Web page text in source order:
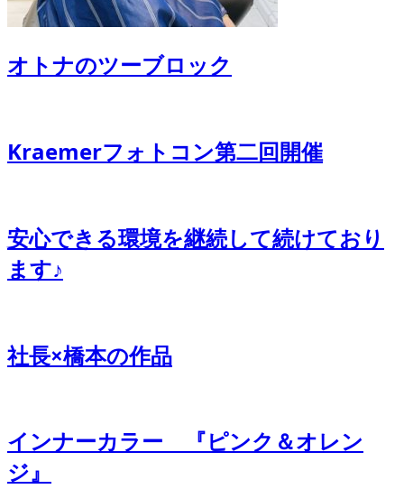
オトナのツーブロック
Kraemerフォトコン第二回開催
安心できる環境を継続して続けており
ます♪
社長×橋本の作品
インナーカラー 『ピンク＆オレン
ジ』